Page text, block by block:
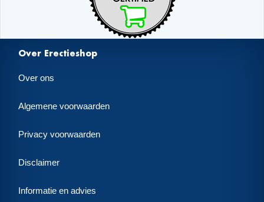
Over Erectieshop
Over ons
Algemene voorwaarden
Privacy voorwaarden
Disclaimer
Informatie en advies